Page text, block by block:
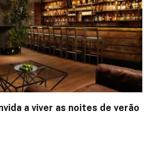
a viver as noites de verão